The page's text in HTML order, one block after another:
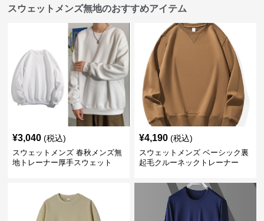
スウェットメンズ無地のおすすめアイテム
¥3,040 (税込)
スウェットメンズ 春秋メンズ無
地トレーナー厚手スウェット
¥4,190 (税込)
スウェットメンズ ベーシック裏
起毛クルーネックトレーナー